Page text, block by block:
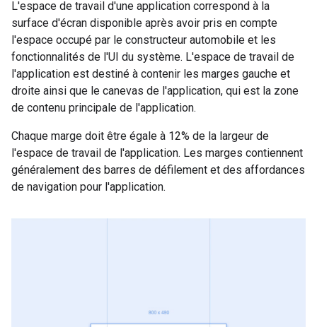
L'espace de travail d'une application correspond à la
surface d'écran disponible après avoir pris en compte
l'espace occupé par le constructeur automobile et les
fonctionnalités de l'UI du système. L'espace de travail de
l'application est destiné à contenir les marges gauche et
droite ainsi que le canevas de l'application, qui est la zone
de contenu principale de l'application.
Chaque marge doit être égale à 12% de la largeur de
l'espace de travail de l'application. Les marges contiennent
généralement des barres de défilement et des affordances
de navigation pour l'application.